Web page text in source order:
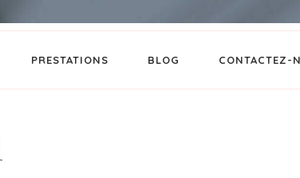
PRESTATIONS BLOG CONTACTEZ-